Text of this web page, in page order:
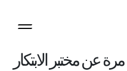
عن مختبر الابتكار